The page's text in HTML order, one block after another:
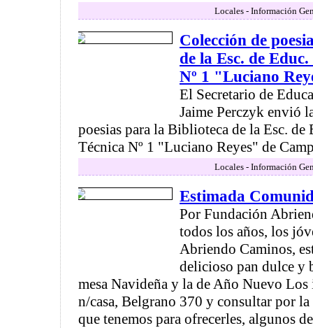
Locales - Información
Colección de
de la Esc. de
Nº 1 "Luciano
El Secretario de
Jaime Perczyk envió
poesias para la Biblioteca de la Esc. de
Técnica Nº 1 "Luciano Reyes" de
Locales - Información
Estimada
Por Fundación
todos los años, los
Abriendo Caminos,
delicioso pan dulce y
mesa Navideña y la de Año Nuevo Los
n/casa, Belgrano 370 y consultar por
que tenemos para ofrecerles, algunos